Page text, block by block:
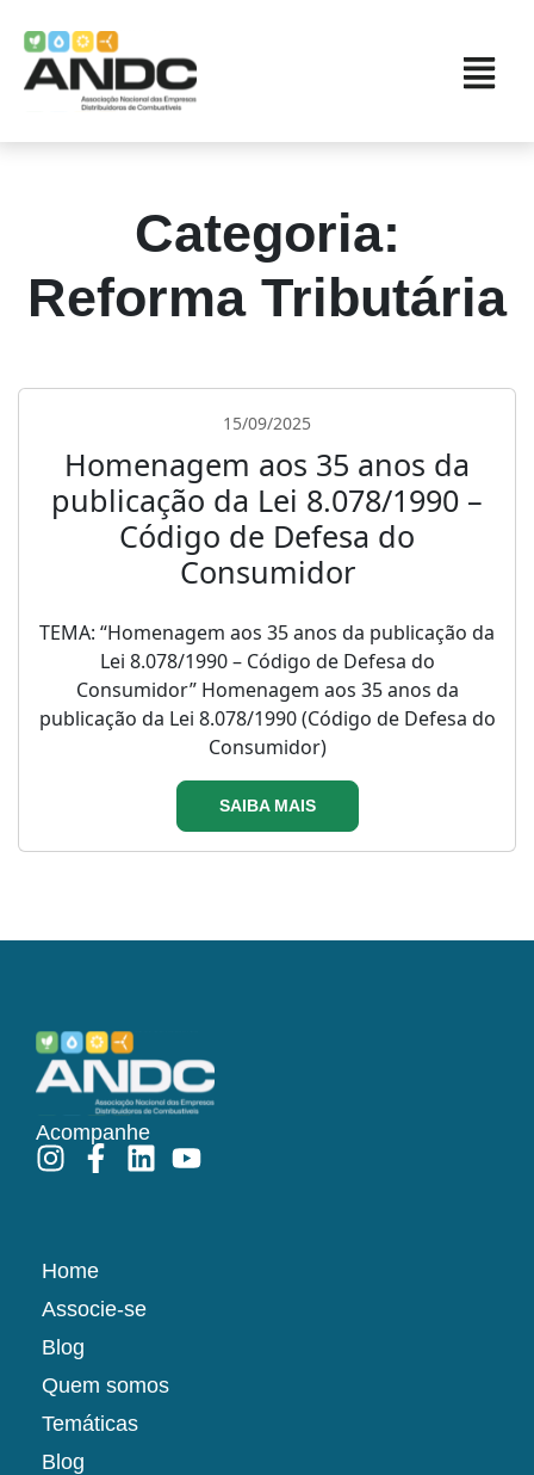
Categoria:
Reforma Tributária
15/09/2025
Homenagem aos 35 anos da
publicação da Lei 8.078/1990 –
Código de Defesa do
Consumidor
TEMA: “Homenagem aos 35 anos da publicação da
Lei 8.078/1990 – Código de Defesa do
Consumidor” Homenagem aos 35 anos da
publicação da Lei 8.078/1990 (Código de Defesa do
Consumidor)
SAIBA MAIS
Acompanhe
Home
Associe-se
Blog
Quem somos
Temáticas
Blog